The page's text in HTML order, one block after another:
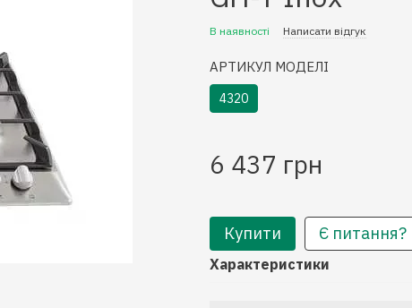
В наявності Написати відгук
АРТИКУЛ МОДЕЛІ
4320
6 437 грн
Купити Є питання?
Характеристики